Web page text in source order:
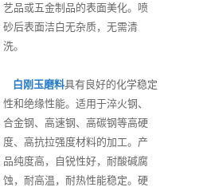
艺品或五金制品的表面美化。喷
砂后表面洁白无杂质，无需清
洗。
白刚玉磨料具有良好的化学稳定
性和绝缘性能。适用于淬火钢、
合金钢、高速钢、高碳钢等高硬
度、高抗拉强度材料的加工。产
品纯度高，自锐性好，耐酸碱腐
蚀，耐高温，耐热性能稳定。硬